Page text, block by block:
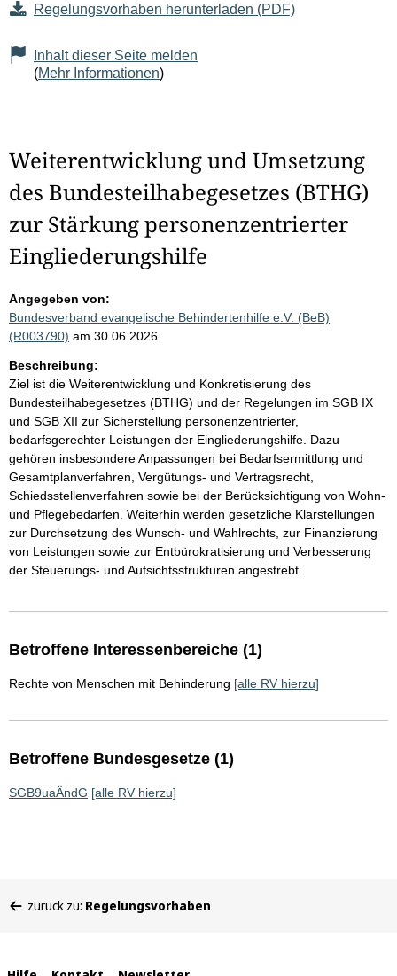
Regelungsvorhaben herunterladen (PDF)
Inhalt dieser Seite melden
(Mehr Informationen)
Weiterentwicklung und Umsetzung
des Bundesteilhabegesetzes (BTHG)
zur Stärkung personenzentrierter
Eingliederungshilfe
Angegeben von:
Bundesverband evangelische Behindertenhilfe e.V. (BeB)
(R003790) am 30.06.2026
Beschreibung:
Ziel ist die Weiterentwicklung und Konkretisierung des
Bundesteilhabegesetzes (BTHG) und der Regelungen im SGB IX
und SGB XII zur Sicherstellung personenzentrierter,
bedarfsgerechter Leistungen der Eingliederungshilfe. Dazu
gehören insbesondere Anpassungen bei Bedarfsermittlung und
Gesamtplanverfahren, Vergütungs- und Vertragsrecht,
Schiedsstellenverfahren sowie bei der Berücksichtigung von Wohn-
und Pflegebedarfen. Weiterhin werden gesetzliche Klarstellungen
zur Durchsetzung des Wunsch- und Wahlrechts, zur Finanzierung
von Leistungen sowie zur Entbürokratisierung und Verbesserung
der Steuerungs- und Aufsichtsstrukturen angestrebt.
Betroffene Interessenbereiche (1)
Rechte von Menschen mit Behinderung [alle RV hierzu]
Betroffene Bundesgesetze (1)
SGB9uaÄndG [alle RV hierzu]
befinden
zurück zu: Regelungsvorhaben